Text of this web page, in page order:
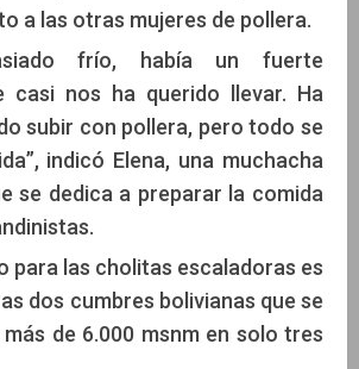
a las otras mujeres de pollera.
frío, había un fuerte
casi nos ha querido llevar. Ha
subir con pollera, pero todo se
indicó Elena, una muchacha
se dedica a preparar la comida
para las cholitas escaladoras es
dos cumbres bolivianas que se
de 6.000 msnm en solo tres